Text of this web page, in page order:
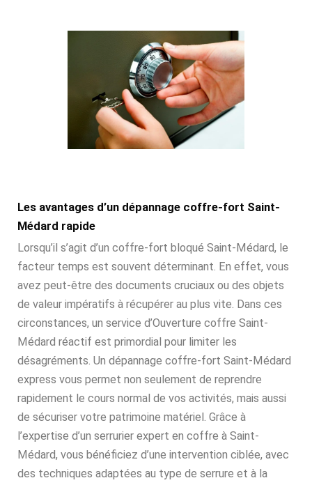
Les avantages d’un dépannage coffre-fort Saint-
Médard rapide
Lorsqu’il s’agit d’un coffre-fort bloqué Saint-Médard, le
facteur temps est souvent déterminant. En effet, vous
avez peut-être des documents cruciaux ou des objets
de valeur impératifs à récupérer au plus vite. Dans ces
circonstances, un service d’Ouverture coffre Saint-
Médard réactif est primordial pour limiter les
désagréments. Un dépannage coffre-fort Saint-Médard
express vous permet non seulement de reprendre
rapidement le cours normal de vos activités, mais aussi
de sécuriser votre patrimoine matériel. Grâce à
l’expertise d’un serrurier expert en coffre à Saint-
Médard, vous bénéficiez d’une intervention ciblée, avec
des techniques adaptées au type de serrure et à la